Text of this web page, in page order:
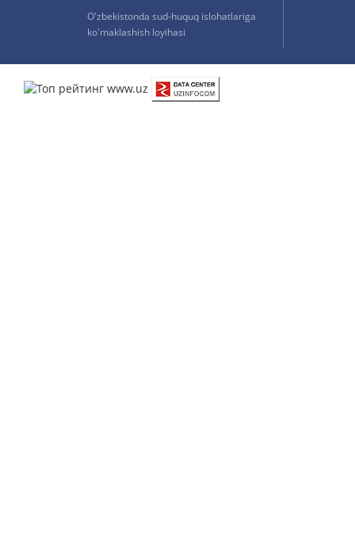
O'zbekistonda sud-huquq islohatlariga
ko'maklashish loyihasi